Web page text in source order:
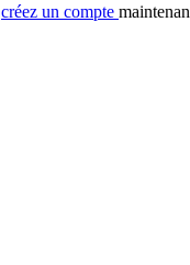
créez un compte